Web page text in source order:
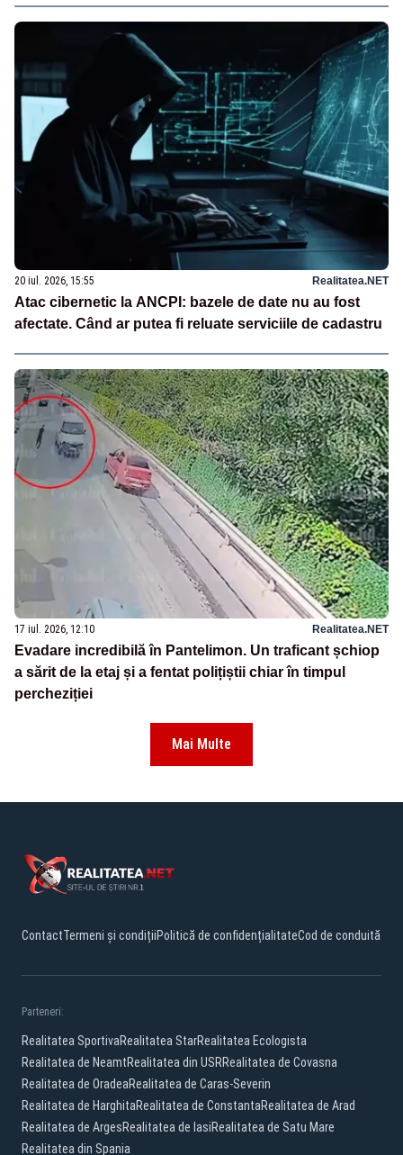
20 iul. 2026, 15:55 Realitatea.NET
Atac cibernetic la ANCPI: bazele de date nu au fost
afectate. Când ar putea fi reluate serviciile de cadastru
17 iul. 2026, 12:10 Realitatea.NET
Evadare incredibilă în Pantelimon. Un traficant șchiop
a sărit de la etaj și a fentat polițiștii chiar în timpul
percheziției
Mai Multe
ContactTermeni și condițiiPolitică de confidențialitateCod de conduită
Parteneri:
Realitatea SportivaRealitatea StarRealitatea Ecologista
Realitatea de NeamtRealitatea din USRRealitatea de Covasna
Realitatea de OradeaRealitatea de Caras-Severin
Realitatea de HarghitaRealitatea de ConstantaRealitatea de Arad
Realitatea de ArgesRealitatea de IasiRealitatea de Satu Mare
Realitatea din Spania